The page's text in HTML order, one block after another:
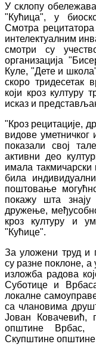
У склопу
"Кућица", у
Смотра
интелектуалним
смотри су
организација
Куле, "Дете и
скоро тридесетак
који кроз културу
исказ и
"Кроз рецитације,
видове
показали свој
активни део
имала такмичарски
била
поштовање
покажу шта
дружење,
кроз културу и
"Кућице".
За уложени труд и
су разне поклоне, а
изложба радова
Суботице и
локалне
са члановима
Јован Ковачевић,
општине Врбас,
Скупштине